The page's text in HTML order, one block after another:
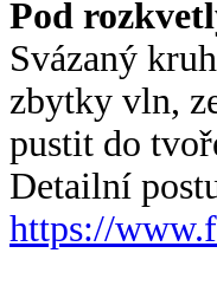
Pod
Svázaný
zbytky vln,
pustit do
Detailní
https://